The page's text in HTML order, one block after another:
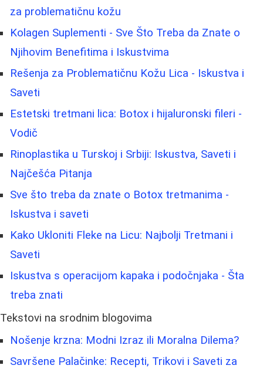
za problematičnu kožu
Kolagen Suplementi - Sve Što Treba da Znate o
Njihovim Benefitima i Iskustvima
Rešenja za Problematičnu Kožu Lica - Iskustva i
Saveti
Estetski tretmani lica: Botox i hijaluronski fileri -
Vodič
Rinoplastika u Turskoj i Srbiji: Iskustva, Saveti i
Najčešća Pitanja
Sve što treba da znate o Botox tretmanima -
Iskustva i saveti
Kako Ukloniti Fleke na Licu: Najbolji Tretmani i
Saveti
Iskustva s operacijom kapaka i podočnjaka - Šta
treba znati
Tekstovi na srodnim blogovima
Nošenje krzna: Modni Izraz ili Moralna Dilema?
Savršene Palačinke: Recepti, Trikovi i Saveti za